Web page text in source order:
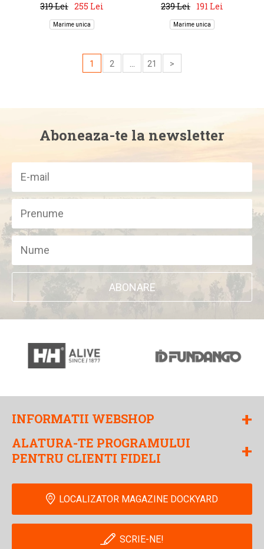
319 Lei 255 Lei
Marime unica
239 Lei 191 Lei
Marime unica
1 2 21 >
Aboneaza-te la newsletter
ABONARE
INFORMATII WEBSHOP +
ALATURA-TE PROGRAMULUI
PENTRU CLIENTI FIDELI
+
LOCALIZATOR MAGAZINE DOCKYARD
SCRIE-NE!